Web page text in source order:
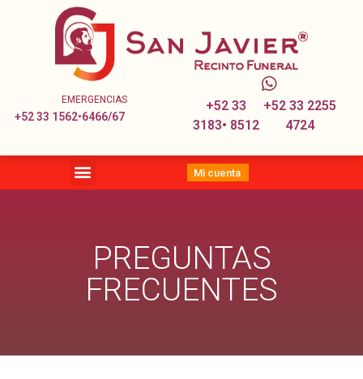
EMERGENCIAS
+52 33 1562•6466/67
+52 33
3183• 8512
+52 33 2255
4724
Mi cuenta
PREGUNTAS
FRECUENTES